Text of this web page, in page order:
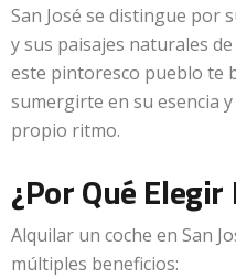
San José se distingue por
y sus paisajes naturales
este pintoresco pueblo te
sumergirte en su esencia
propio ritmo.
¿Por Qué Elegir
Alquilar un coche en San
múltiples beneficios: